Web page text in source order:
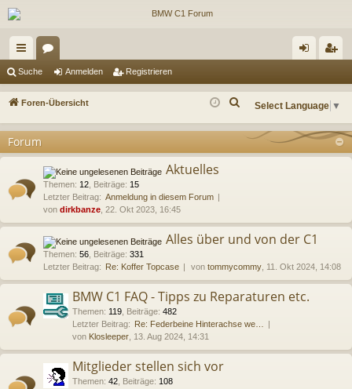
ch
ne
ug
en m
de
ist
re
Suche Anmelden Registrieren
Foren-Übersicht Select Language ▼
h
Forum
Aktuelles
Themen: 12 Beiträge: 15
Letzter Beitrag: Anmeldung in diesem Forum
von dirkbanze , 22. Okt 2023, 16:45
Alles über und von der C1
Themen: 56 Beiträge: 331
Letzter Beitrag: Re: Koffer Topcase von tommycommy , 11. Okt 2024, 14:08
BMW C1 FAQ - Tipps zu Reparaturen etc.
Themen: 119 Beiträge: 482
Letzter Beitrag: Re: Federbeine Hinterachse we…
von Klosleeper , 13. Aug 2024, 14:31
Mitglieder stellen sich vor
Themen: 42 Beiträge: 108